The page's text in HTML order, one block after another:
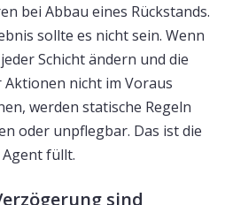
bei Abbau eines Rückstands.
sollte es nicht sein. Wenn
Schicht ändern und die
nicht im Voraus
werden statische Regeln
oder unpflegbar. Das ist die
füllt.
sind